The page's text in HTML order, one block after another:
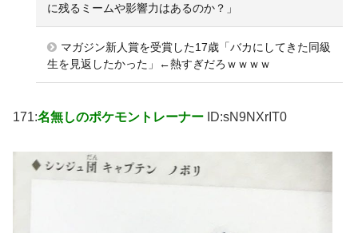
に残るミームや影響力はあるのか？」
マガジン新人賞を受賞した17歳「バカにしてきた同級
生を見返したかった」←熱すぎだろｗｗｗｗ
171:名無しのポケモントレーナー ID:sN9NXrIT0